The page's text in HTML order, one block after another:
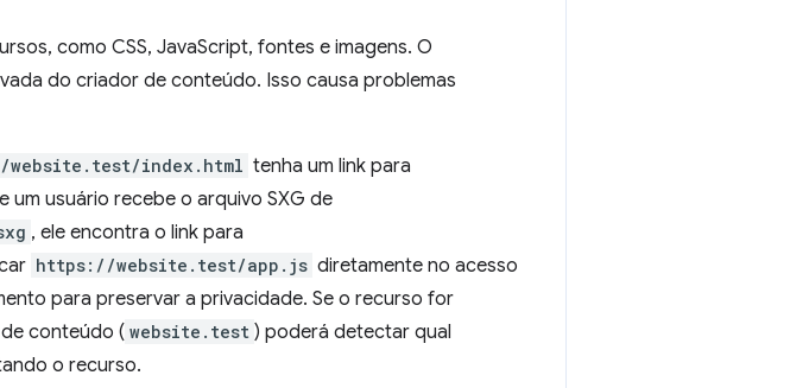
como CSS, JavaScript, fontes e imagens. O
do criador de conteúdo. Isso causa problemas
index.html tenha um link para
um usuário recebe o arquivo SXG de
, ele encontra o link para
https://website.test/app.js diretamente no acesso
para preservar a privacidade. Se o recurso for
conteúdo ( website.test ) poderá detectar qual
o recurso.